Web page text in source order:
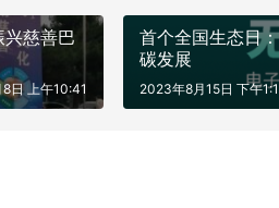
慈善巴
日 上午10:41
首个全国生态日
碳发展
2023年8月15日 下午